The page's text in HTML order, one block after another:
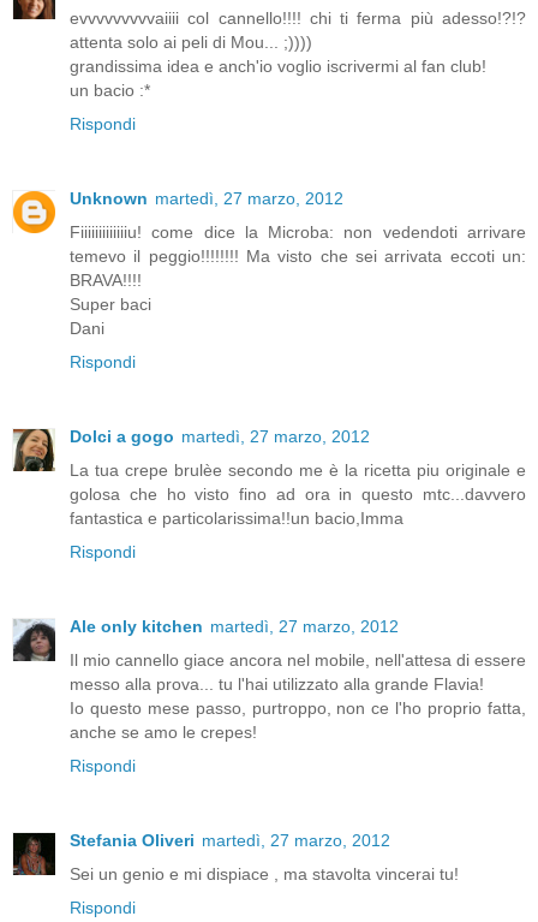
evvvvvvvvvaiiii col cannello!!!! chi ti ferma più adesso!?!?
attenta solo ai peli di Mou... ;))))
grandissima idea e anch'io voglio iscrivermi al fan club!
un bacio :*
Rispondi
Unknown martedì, 27 marzo, 2012
Fiiiiiiiiiiiiiu! come dice la Microba: non vedendoti arrivare
temevo il peggio!!!!!!!! Ma visto che sei arrivata eccoti un:
BRAVA!!!!
Super baci
Dani
Rispondi
Dolci a gogo martedì, 27 marzo, 2012
La tua crepe brulèe secondo me è la ricetta piu originale e
golosa che ho visto fino ad ora in questo mtc...davvero
fantastica e particolarissima!!un bacio,Imma
Rispondi
Ale only kitchen martedì, 27 marzo, 2012
Il mio cannello giace ancora nel mobile, nell'attesa di essere
messo alla prova... tu l'hai utilizzato alla grande Flavia!
Io questo mese passo, purtroppo, non ce l'ho proprio fatta,
anche se amo le crepes!
Rispondi
Stefania Oliveri martedì, 27 marzo, 2012
Sei un genio e mi dispiace , ma stavolta vincerai tu!
Rispondi